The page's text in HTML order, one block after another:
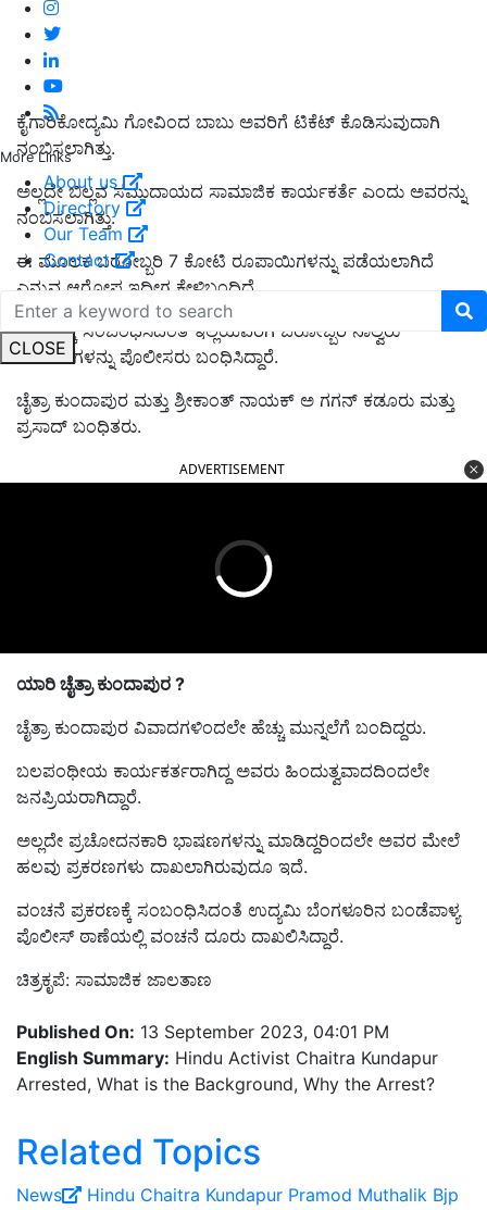
More Links
About us
Directory
Our Team
Contact
CLOSE
ಕೈಗಾರಿಕೋದ್ಯಮಿ ಗೋವಿಂದ ಬಾಬು ಅವರಿಗೆ ಟಿಕೆಟ್‌ ಕೊಡಿಸುವುದಾಗಿ
ನಂಬಿಸಲಾಗಿತ್ತು.
ಅಲ್ಲದೇಬಿಲ್ಲವ ಸಮುದಾಯದ ಸಾಮಾಜಿಕ ಕಾರ್ಯಕರ್ತೆ ಎಂದು ಅವರನ್ನು
ನಂಬಿಸಲಾಗಿತ್ತು.
ಈ ಮೂಲಕ ಬರೋಬ್ಬರಿ 7 ಕೋಟಿ ರೂಪಾಯಿಗಳನ್ನು ಪಡೆಯಲಾಗಿದೆ
ಎನ್ನುವ ಆರೋಪ ಇದೀಗ ಕೇಳಿಬಂದಿದೆ.
ಪ್ರಕರಣಕ್ಕೆ ಸಂಬಂಧಿಸಿದಂತೆ ಇಲ್ಲಿಯವರೆಗೆ ಬರೋಬ್ಬರಿ ನಾಲ್ವರು
ಆರೋಪಿಗಳನ್ನು ಪೊಲೀಸರು ಬಂಧಿಸಿದ್ದಾರೆ.
ಚೈತ್ರಾ ಕುಂದಾಪುರ ಮತ್ತು ಶ್ರೀಕಾಂತ್ ನಾಯಕ್ ಅ ಗಗನ್ ಕಡೂರು ಮತ್ತು
ಪ್ರಸಾದ್ ಬಂಧಿತರು.
ADVERTISEMENT
ಯಾರಿ ಚೈತ್ರಾ ಕುಂದಾಪುರ ?
ಚೈತ್ರಾ ಕುಂದಾಪುರ ವಿವಾದಗಳಿಂದಲೇ ಹೆಚ್ಚು ಮುನ್ನಲೆಗೆ ಬಂದಿದ್ದರು.
ಬಲಪಂಥೀಯ ಕಾರ್ಯಕರ್ತರಾಗಿದ್ದ ಅವರು ಹಿಂದುತ್ವವಾದದಿಂದಲೇ
ಜನಪ್ರಿಯರಾಗಿದ್ದಾರೆ.
ಅಲ್ಲದೇ ಪ್ರಚೋದನಕಾರಿ ಭಾಷಣಗಳನ್ನು ಮಾಡಿದ್ದರಿಂದಲೇ ಅವರ ಮೇಲೆ
ಹಲವು ಪ್ರಕರಣಗಳು ದಾಖಲಾಗಿರುವುದೂ ಇದೆ.
ವಂಚನೆ ಪ್ರಕರಣಕ್ಕೆ ಸಂಬಂಧಿಸಿದಂತೆ ಉದ್ಯಮಿ ಬೆಂಗಳೂರಿನ ಬಂಡೆಪಾಳ್ಯ
ಪೊಲೀಸ್ ಠಾಣೆಯಲ್ಲಿ ವಂಚನೆ ದೂರು ದಾಖಲಿಸಿದ್ದಾರೆ.
ಚಿತ್ರಕೃಪೆ: ಸಾಮಾಜಿಕ ಜಾಲತಾಣ
Published On: 13 September 2023, 04:01 PM
English Summary: Hindu Activist Chaitra Kundapur
Arrested, What is the Background, Why the Arrest?
Related Topics
News Hindu Chaitra Kundapur Pramod Muthalik Bjp